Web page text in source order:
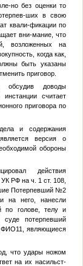
но без оценки то
ших в свою
квали-фикации по
вни-мание, что
возложенных на
когда как,
быть указаны
приговор.
обсудив доводы
инстанции считает
приговора по
и содержания
версия о
обороны
действия
УК РФ на ч. 1 ст. 108,
Потерпевший №2
на него, нанесли
по голове, телу и
потерпевший
ФИО11, являющиеся
что удары ножом
на их насильст-